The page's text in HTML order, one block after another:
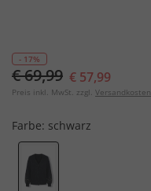
- 17%
€ 69,99 € 57,99
Preis inkl. MwSt. zzgl. Versandkosten
Farbe: schwarz